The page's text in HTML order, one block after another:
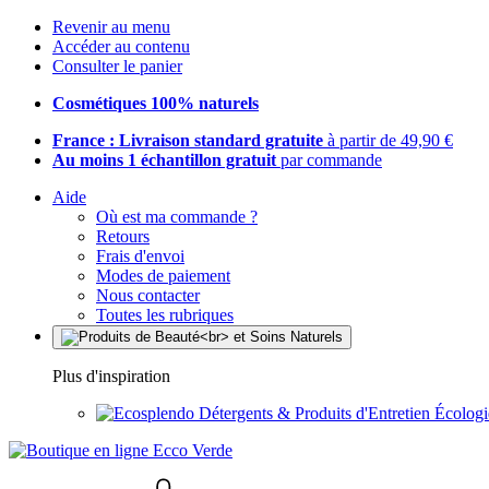
Revenir au menu
Accéder au contenu
Consulter le panier
Cosmétiques 100% naturels
France : Livraison standard gratuite à partir de 49,90 €
Au moins 1 échantillon gratuit par commande
Aide
Où est ma commande ?
Retours
Frais d'envoi
Modes de paiement
Nous contacter
Toutes les rubriques
Plus d'inspiration
Détergents & Produits d'Entretien